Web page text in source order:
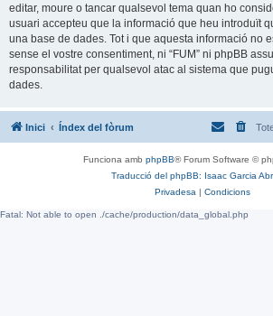
editar, moure o tancar qualsevol tema quan ho
usuari accepteu que la informació que heu introduït
una base de dades. Tot i que aquesta informació no
sense el vostre consentiment, ni “FUM” ni phpBB
responsabilitat per qualsevol atac al sistema que
dades.
Inici Índex del fòrum
Funciona amb phpBB® Forum Software ©
Traducció del phpBB: Isaac Garcia
Privadesa | Condicions
Fatal: Not able to open ./cache/production/data_global.php